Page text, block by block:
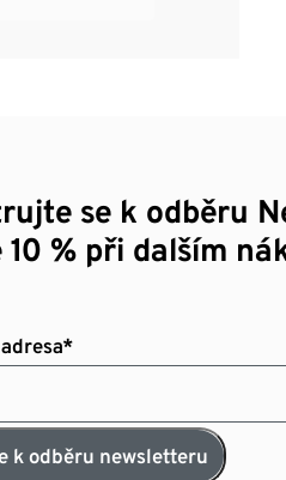
se k odběru
% při dalším
k odběru newsletteru